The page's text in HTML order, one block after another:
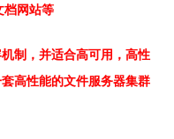
档网站等
制，并适合高可用，高性
高性能的文件服务器集群